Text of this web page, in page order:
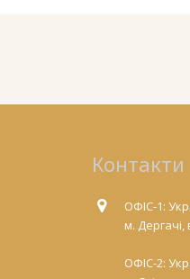
Контакти
ОФІС-1:
м. Дергачі,
ОФІС-2: